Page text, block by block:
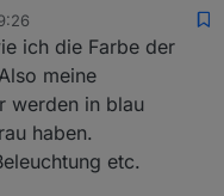
ich die Farbe der
meine
werden in blau
haben.
etc.